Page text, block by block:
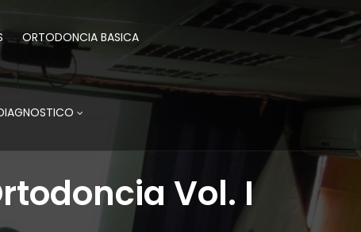
ORTODONCIA BASICA
Vol. I